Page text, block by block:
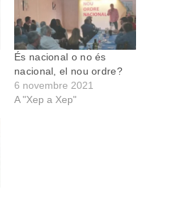
És nacional o no és
nacional, el nou ordre?
6 novembre 2021
A "Xep a Xep"